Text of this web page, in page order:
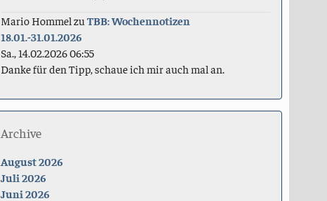
Mario Hommel zuTBB: Wochennotizen
18.01.-31.01.2026
Sa., 14.02.2026 06:55
Danke für den Tipp, schaue ich mir auch mal an.
Archive
August 2026
Juli 2026
Juni 2026